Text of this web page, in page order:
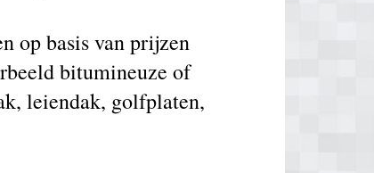
op basis van prijzen
bitumineuze of
leiendak, golfplaten,